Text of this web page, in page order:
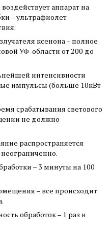
аппарат на
– ультрафиолет
ксенона – полное
УФ-области от 200 до
интенсивности
импульсы (больше 10кВт
срабатывания светового
не должно
распространяется
– 3 минуты на 100
– все происходит
обработок – 1 раз в